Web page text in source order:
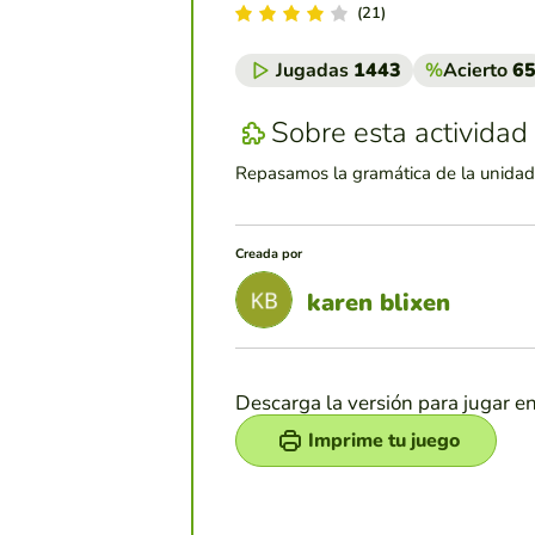
(21)
Jugadas 1443 %Acierto65
Sobre esta actividad
Repasamos la gramática de la
Creada por
karen blixen
Descarga la versión para jugar
Imprime tu juego